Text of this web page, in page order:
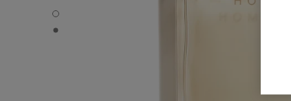
ALLURE HOMME - Standardvisning
ALLURE HOMME - Alternativ visning 1